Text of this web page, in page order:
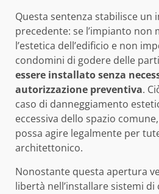
Questa sentenza stabilisce un
precedente: se l’impianto
l’estetica dell’edificio e non
condomini di godere delle
essere installato senza
autorizzazione preventiva.
caso di danneggiamento
eccessiva dello spazio
possa agire legalmente per
architettonico.
Nonostante questa apertura
libertà nell’installare sistemi di